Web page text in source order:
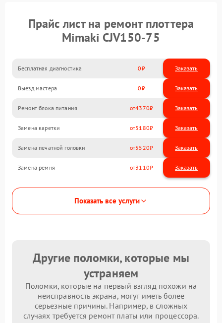
Прайс лист на ремонт плоттера
Mimaki CJV150-75
Бесплатная диагностика 0 Заказать
Выезд мастера 0 Заказать
Ремонт блока питания 4370
Замена каретки 5180
Замена печатной головки 5520
Замена ремня 3110
Показать все услуги
Другие поломки, которые мы
устраняем
Поломки, которые на первый взгляд похожи на
неисправность экрана, могут иметь более
серьезные причины. Например, в сложных
случаях требуется ремонт платы или процессора.